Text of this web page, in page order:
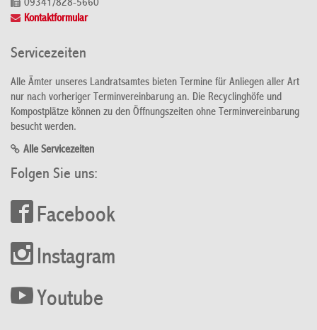
09341/828-5660
Kontaktformular
Servicezeiten
Alle Ämter unseres Landratsamtes bieten Termine für Anliegen aller Art
nur nach vorheriger Terminvereinbarung an. Die Recyclinghöfe und
Kompostplätze können zu den Öffnungszeiten ohne Terminvereinbarung
besucht werden.
Alle Servicezeiten
Folgen Sie uns:
Facebook
Instagram
Youtube